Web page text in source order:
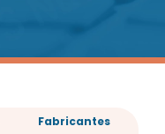
Fabricantes